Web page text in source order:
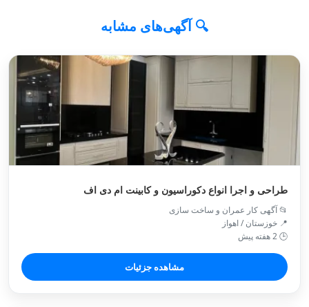
🔍 آگهی‌های مشابه
طراحی و اجرا انواع دکوراسیون و کابینت ام دی اف
📂 آگهی کار عمران و ساخت سازی
📍 خوزستان / اهواز
🕒 2 هفته پیش
مشاهده جزئیات